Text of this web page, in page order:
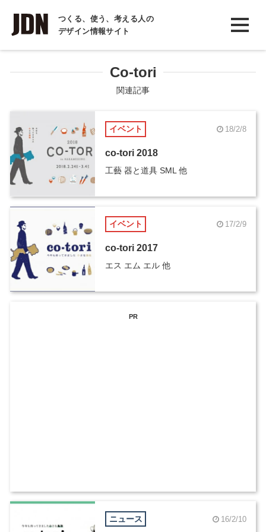
つくる、使う、考える人の
デザイン情報サイト
INTERVIEW
インタビュー
コラム
Co-tori
関連記事
イベント 18/2/8
co-tori 2018
工藝 器と道具 SML 他
イベント 17/2/9
co-tori 2017
エス エム エル 他
PR
ニュース 16/2/10